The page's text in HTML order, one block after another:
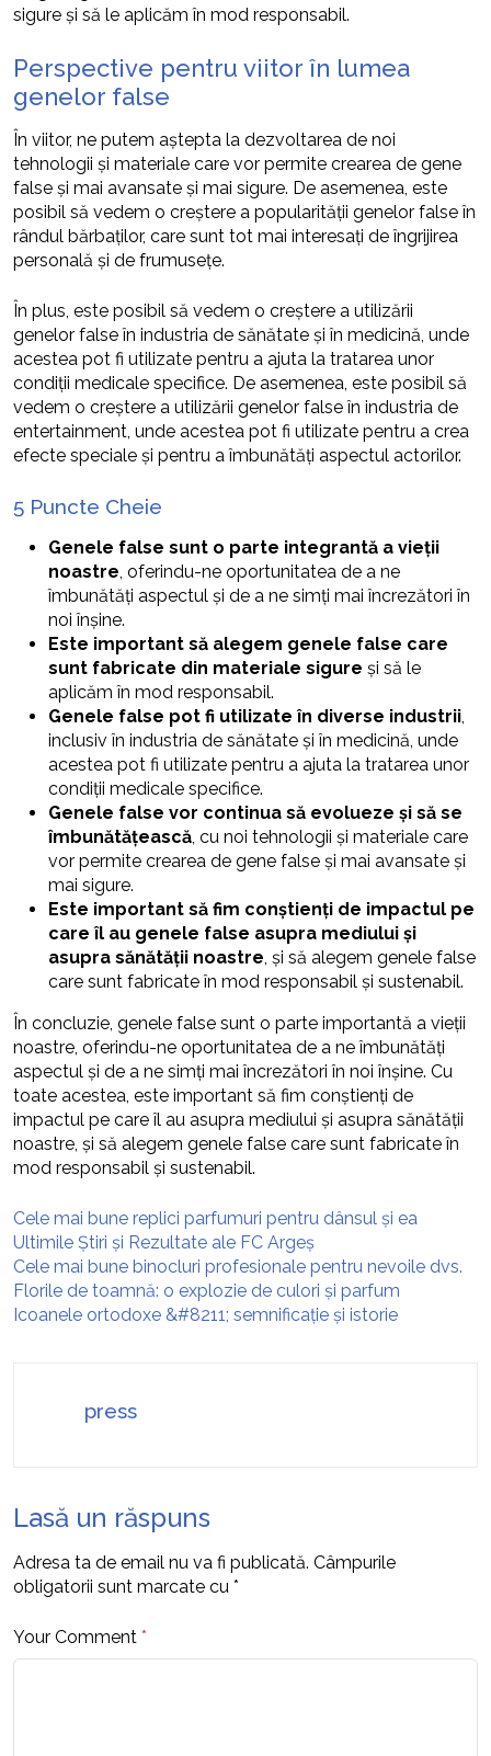
sigure și să le aplicăm în mod responsabil.
Perspective pentru viitor în lumea
genelor false
În viitor, ne putem aștepta la dezvoltarea de noi
tehnologii și materiale care vor permite crearea de gene
false și mai avansate și mai sigure. De asemenea, este
posibil să vedem o creștere a popularității genelor false în
rândul bărbaților, care sunt tot mai interesați de îngrijirea
personală și de frumusețe.
În plus, este posibil să vedem o creștere a utilizării
genelor false în industria de sănătate și în medicină, unde
acestea pot fi utilizate pentru a ajuta la tratarea unor
condiții medicale specifice. De asemenea, este posibil să
vedem o creștere a utilizării genelor false în industria de
entertainment, unde acestea pot fi utilizate pentru a crea
efecte speciale și pentru a îmbunătăți aspectul actorilor.
5 Puncte Cheie
Genele false sunt o parte integrantă a vieții
noastre, oferindu-ne oportunitatea de a ne
îmbunătăți aspectul și de a ne simți mai încrezători în
noi înșine.
Este important să alegem genele false care
sunt fabricate din materiale sigure și să le
aplicăm în mod responsabil.
Genele false pot fi utilizate în diverse industrii,
inclusiv în industria de sănătate și în medicină, unde
acestea pot fi utilizate pentru a ajuta la tratarea unor
condiții medicale specifice.
Genele false vor continua să evolueze și să se
îmbunătățească, cu noi tehnologii și materiale care
vor permite crearea de gene false și mai avansate și
mai sigure.
Este important să fim conștienți de impactul pe
care îl au genele false asupra mediului și
asupra sănătății noastre, și să alegem genele false
care sunt fabricate în mod responsabil și sustenabil.
În concluzie, genele false sunt o parte importantă a vieții
noastre, oferindu-ne oportunitatea de a ne îmbunătăți
aspectul și de a ne simți mai încrezători în noi înșine. Cu
toate acestea, este important să fim conștienți de
impactul pe care îl au asupra mediului și asupra sănătății
noastre, și să alegem genele false care sunt fabricate în
mod responsabil și sustenabil.
Cele mai bune replici parfumuri pentru dânsul și ea
Ultimile Știri și Rezultate ale FC Argeș
Cele mai bune binocluri profesionale pentru nevoile dvs.
Florile de toamnă: o explozie de culori și parfum
Icoanele ortodoxe &#8211; semnificație și istorie
press
Lasă un răspuns
Adresa ta de email nu va fi publicată. Câmpurile
obligatorii sunt marcate cu *
Your Comment *